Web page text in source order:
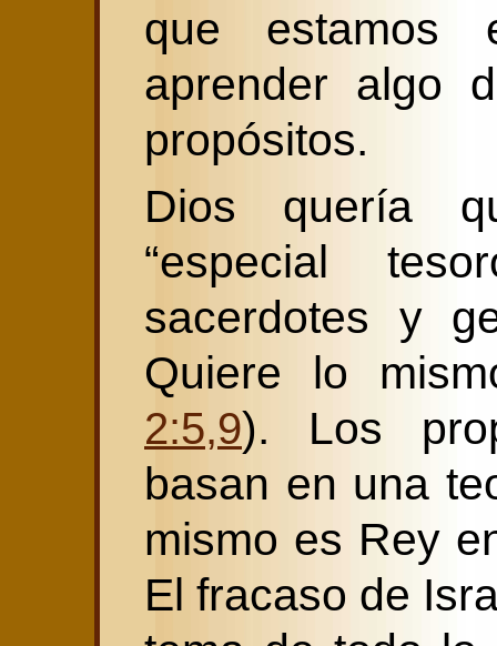
que estamos
aprender algo
propósitos.
Dios quería
“especial
sacerdotes y
Quiere lo
2:5,9). Los
basan en una
mismo es Rey
El fracaso de